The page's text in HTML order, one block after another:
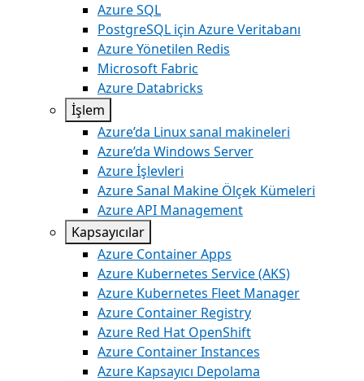
Azure SQL
PostgreSQL için Azure Veritabanı
Azure Yönetilen Redis
Microsoft Fabric
Azure Databricks
İşlem
Azure’da Linux sanal makineleri
Azure’da Windows Server
Azure İşlevleri
Azure Sanal Makine Ölçek Kümeleri
Azure API Management
Kapsayıcılar
Azure Container Apps
Azure Kubernetes Service (AKS)
Azure Kubernetes Fleet Manager
Azure Container Registry
Azure Red Hat OpenShift
Azure Container Instances
Azure Kapsayıcı Depolama